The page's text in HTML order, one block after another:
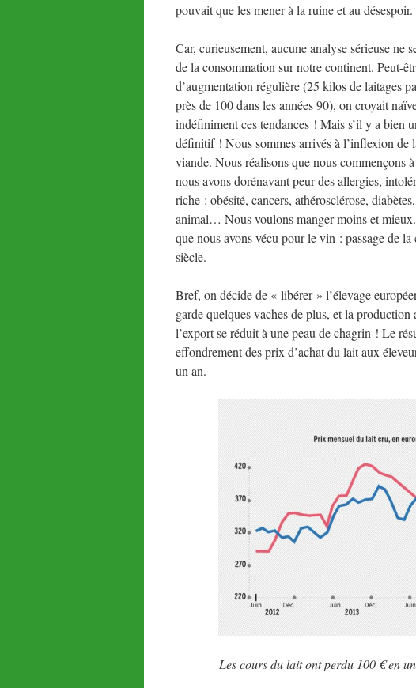
pouvait que les mener à la ruine et au désespoir.
Car, curieusement, aucune analyse sérieuse ne
de la consommation sur notre continent. Peut-
d’augmentation régulière (25 kilos de laitages
près de 100 dans les années 90), on croyait
indéfiniment ces tendances ! Mais s’il y a bien
définitif ! Nous sommes arrivés à l’inflexion de
viande. Nous réalisons que nous commençons
nous avons dorénavant peur des allergies,
riche : obésité, cancers, athérosclérose,
animal… Nous voulons manger moins et
que nous avons vécu pour le vin : passage de
siècle.
Bref, on décide de « libérer » l’élevage
garde quelques vaches de plus, et la
l’export se réduit à une peau de chagrin ! Le
effondrement des prix d’achat du lait aux
un an.
Les cours du lait ont perdu 100 € en